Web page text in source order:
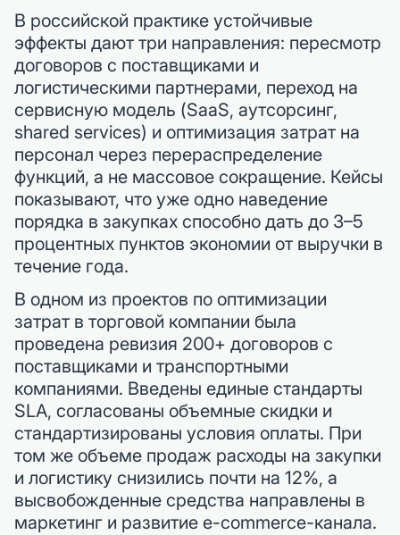
В российской практике устойчивые
эффекты дают три направления: пересмотр
договоров с поставщиками и
логистическими партнерами, переход на
сервисную модель (SaaS, аутсорсинг,
shared services) и оптимизация затрат на
персонал через перераспределение
функций, а не массовое сокращение. Кейсы
показывают, что уже одно наведение
порядка в закупках способно дать до 3–5
процентных пунктов экономии от выручки в
течение года.
В одном из проектов по оптимизации
затрат в торговой компании была
проведена ревизия 200+ договоров с
поставщиками и транспортными
компаниями. Введены единые стандарты
SLA, согласованы объемные скидки и
стандартизированы условия оплаты. При
том же объеме продаж расходы на закупки
и логистику снизились почти на 12%, а
высвобожденные средства направлены в
маркетинг и развитие e-commerce-канала.